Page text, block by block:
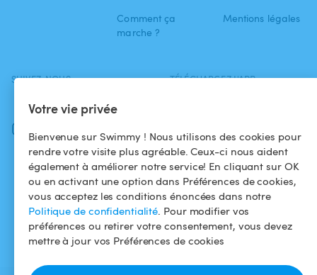
Votre vie privée
Bienvenue sur Swimmy ! Nous utilisons des cookies pour
rendre votre visite plus agréable. Ceux-ci nous aident
également à améliorer notre service! En cliquant sur OK
ou en activant une option dans Préférences de cookies,
vous acceptez les conditions énoncées dans notre
Politique de confidentialité. Pour modifier vos
préférences ou retirer votre consentement, vous devez
mettre à jour vos Préférences de cookies
Comment ça
marche ?
Mentions légales
SUIVEZ-NOUS
Facebook
TÉLÉCHARGEZ L'APP